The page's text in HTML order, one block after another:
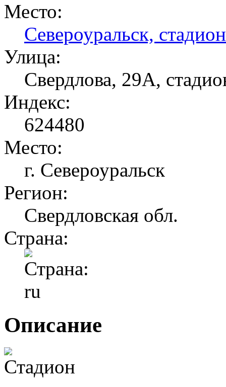
Место:
Североуральск,
Улица:
Свердлова, 29А,
Индекс:
624480
Место:
г. Североуральск
Регион:
Свердловская обл.
Страна:
Описание